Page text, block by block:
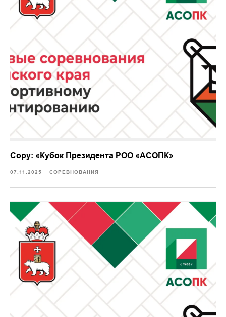
Copy: «Кубок Президента РОО «АСОПК»
07.11.2025 СОРЕВНОВАНИЯ